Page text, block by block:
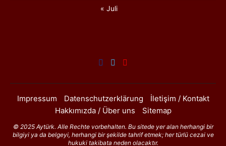
« Juli
Impressum Datenschutzerklärung
İletişim / Kontakt
Hakkımızda / Über uns
Sitemap
© 2025 Aytürk. Alle Rechte vorbehalten. Bu sitede yer alan herhangi bir
bilgiyi ya da belgeyi, herhangi bir şekilde tahrif etmek; her türlü cezai ve
hukuki takibata neden olacaktır.